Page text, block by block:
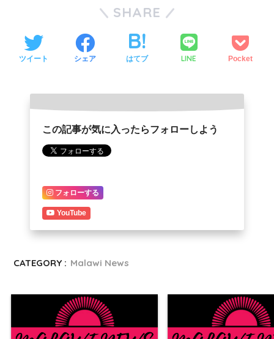
SHARE
ツイート シェア はてブ LINE Pocket
この記事が気に入ったらフォローしよう
フォローする
YouTube
CATEGORY : Malawi News